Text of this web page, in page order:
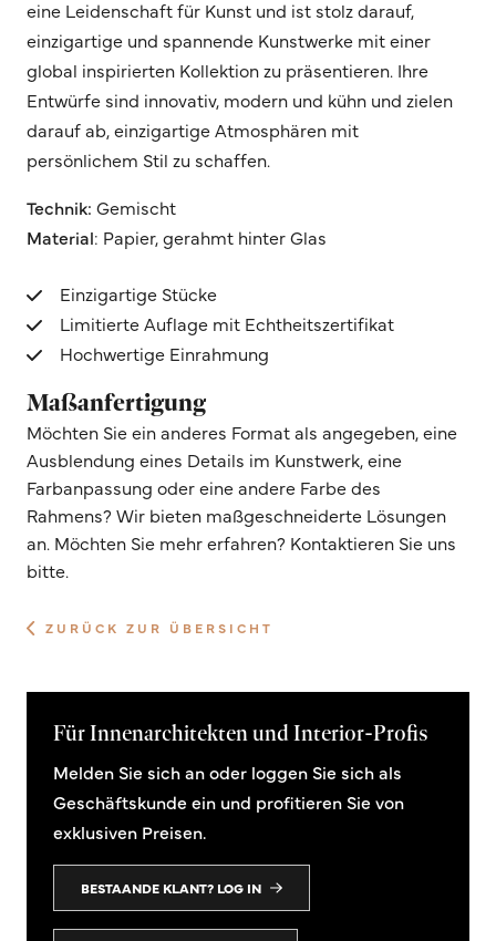
eine Leidenschaft für Kunst und ist stolz darauf,
einzigartige und spannende Kunstwerke mit einer
global inspirierten Kollektion zu präsentieren. Ihre
Entwürfe sind innovativ, modern und kühn und zielen
darauf ab, einzigartige Atmosphären mit
persönlichem Stil zu schaffen.
Technik: Gemischt
Material: Papier, gerahmt hinter Glas
Einzigartige Stücke
Limitierte Auflage mit Echtheitszertifikat
Hochwertige Einrahmung
Maßanfertigung
Möchten Sie ein anderes Format als angegeben, eine
Ausblendung eines Details im Kunstwerk, eine
Farbanpassung oder eine andere Farbe des
Rahmens? Wir bieten maßgeschneiderte Lösungen
an. Möchten Sie mehr erfahren? Kontaktieren Sie uns
bitte.
ZURÜCK ZUR ÜBERSICHT
Für Innenarchitekten und Interior-Profis
Melden Sie sich an oder loggen Sie sich als
Geschäftskunde ein und profitieren Sie von
exklusiven Preisen.
BESTAANDE KLANT? LOG IN